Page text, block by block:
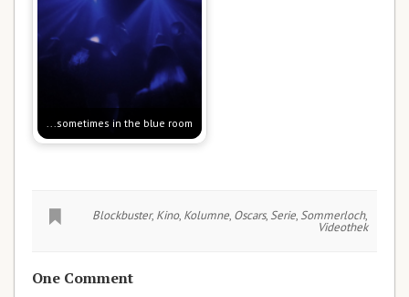
...sometimes in the blue room
Blockbuster, Kino, Kolumne, Oscars, Serie, Sommerloch,
Videothek
One Comment